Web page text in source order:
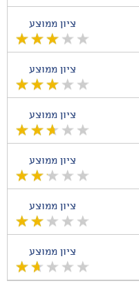
ציון ממוצע
ציון ממוצע
ציון ממוצע
ציון ממוצע
ציון ממוצע
ציון ממוצע